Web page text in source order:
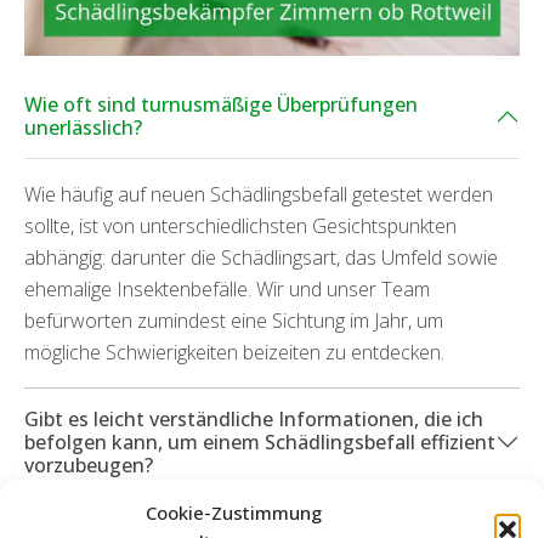
Cookie-Zustimmung
Wie oft sind turnusmäßige Überprüfungen
unerlässlich?
Wie häufig auf neuen Schädlingsbefall getestet werden
sollte, ist von unterschiedlichsten Gesichtspunkten
abhängig: darunter die Schädlingsart, das Umfeld sowie
ehemalige Insektenbefälle. Wir und unser Team
befürworten zumindest eine Sichtung im Jahr, um
mögliche Schwierigkeiten beizeiten zu entdecken.
Gibt es leicht verständliche Informationen, die ich
befolgen kann, um einem Schädlingsbefall effizient
vorzubeugen?
Können Sie mich ebenfalls bei durch Ungeziefer